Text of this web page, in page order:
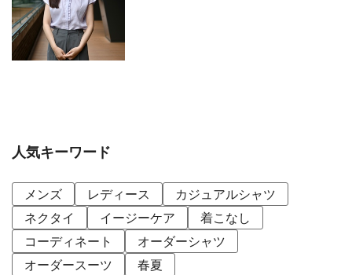
人気キーワード
メンズ レディース
カジュアルシャツ
ネクタイ
イージーケア
着こなし
コーディネート
オーダーシャツ
オーダースーツ
春夏